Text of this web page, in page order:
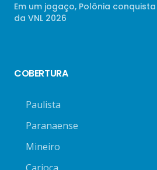
Em um jogaço, Polônia
da VNL 2026
COBERTURA
Paulista
Paranaense
Mineiro